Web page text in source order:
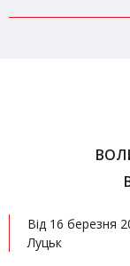
Від 16 березня
Луцьк